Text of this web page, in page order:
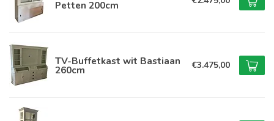
Petten 200cm
TV-Buffetkast wit Bastiaan
260cm €3.475,00